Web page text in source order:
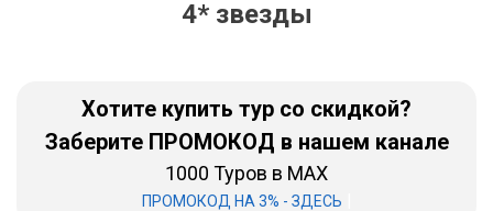
4* звезды
Хотите купить тур со скидкой?
Заберите ПРОМОКОД в нашем канале
1000 Туров в MAX
ПРОМОКОД НА 3% - ЗДЕСЬ
Хайнань